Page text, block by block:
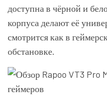
доступна в чёрной и
корпуса делают её
смотрится как в
обстановке.